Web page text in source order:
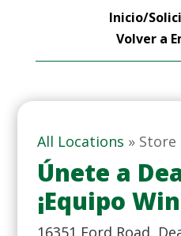
Inicio/
Volver a
All Locations » Store
Únete a
¡Equipo
16351 Ford Road,